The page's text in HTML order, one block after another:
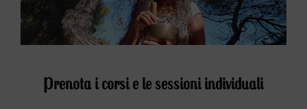
Prenota i corsi e le sessioni individuali